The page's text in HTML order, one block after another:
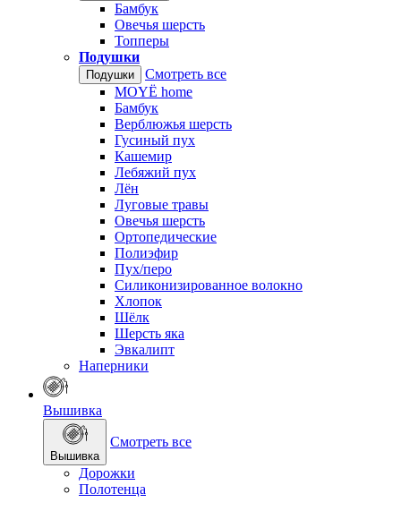
Бамбук
Овечья шерсть
Топперы
Подушки
Подушки
Смотреть все
MOYЁ home
Бамбук
Верблюжья шерсть
Гусиный пух
Кашемир
Лебяжий пух
Лён
Луговые травы
Овечья шерсть
Ортопедические
Полиэфир
Пух/перо
Силиконизированное волокно
Хлопок
Шёлк
Шерсть яка
Эвкалипт
Наперники
Вышивка
Вышивка
Смотреть все
Дорожки
Полотенца